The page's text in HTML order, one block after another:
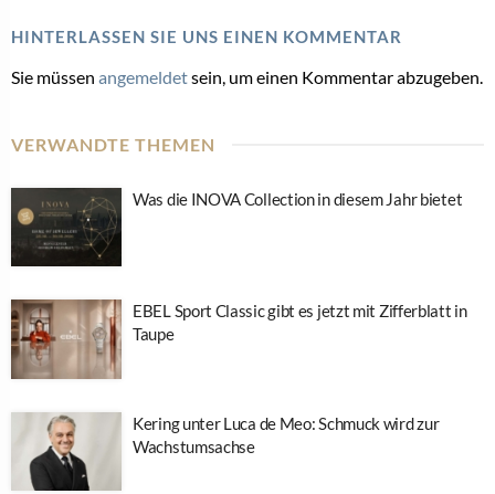
HINTERLASSEN SIE UNS EINEN KOMMENTAR
Sie müssen angemeldetsein, um einen Kommentar abzugeben.
VERWANDTE THEMEN
Was die INOVA Collection in diesem Jahr bietet
EBEL Sport Classic gibt es jetzt mit Zifferblatt in
Taupe
Kering unter Luca de Meo: Schmuck wird zur
Wachstumsachse